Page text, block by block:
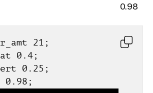
0.98
21;
0.4;
0.25;
0.98;